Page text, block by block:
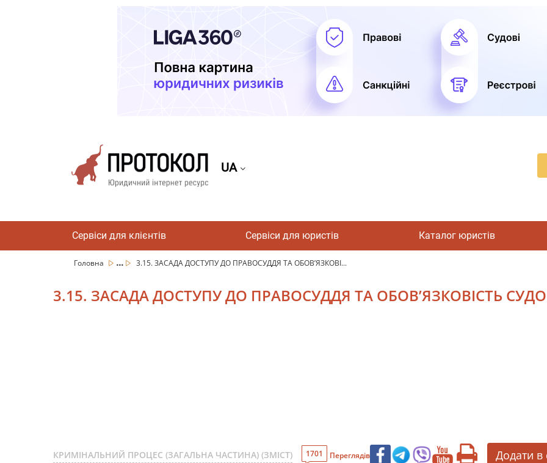
UA
Сервіси для клієнтів Сервіси для юристів Каталог юристів
Головна ... 3.15. ЗАСАДА ДОСТУПУ ДО ПРАВОСУДДЯ ТА ОБОВ’ЯЗКОВІ...
3.15. ЗАСАДА ДОСТУПУ ДО ПРАВОСУДДЯ ТА ОБОВ’ЯЗКОВІСТЬ
КРИМІНАЛЬНИЙ ПРОЦЕС (ЗАГАЛЬНА ЧАСТИНА) (ЗМІСТ) 1701 Переглядів Додати в